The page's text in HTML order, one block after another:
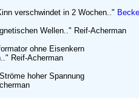
verschwindet in 2 Wochen.."
Wellen.." Reif-Acherman
ohne Eisenkern
Reif-Acherman
hoher Spannung